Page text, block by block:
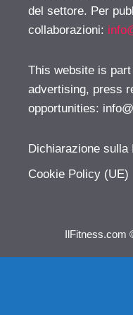
del settore. Per
collaborazioni:
This website is
advertising, press
opportunities:
Dichiarazione
Cookie Policy (UE)
IlFitness.com